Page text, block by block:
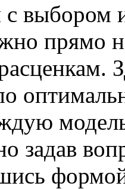
с выбором
прямо
задав